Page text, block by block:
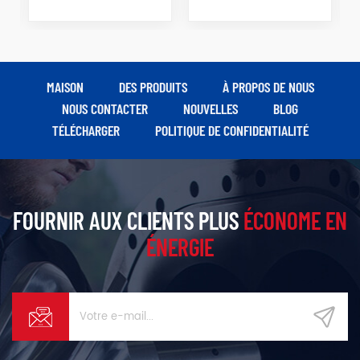
MAISON DES PRODUITS
À PROPOS DE NOUS
NOUS CONTACTER
NOUVELLES
BLOG
TÉLÉCHARGER
POLITIQUE DE CONFIDENTIALITÉ
FOURNIR AUX CLIENTS PLUSÉCONOME EN
ÉNERGIE